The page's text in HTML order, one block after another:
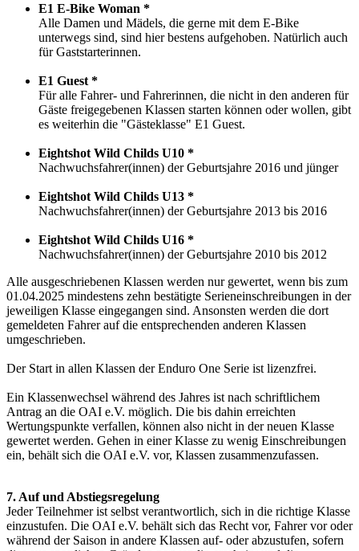
E1 E-Bike Woman *
Alle Damen und Mädels, die gerne mit dem E-Bike
unterwegs sind, sind hier bestens aufgehoben. Natürlich auch
für Gaststarterinnen.
E1 Guest *
Für alle Fahrer- und Fahrerinnen, die nicht in den anderen für
Gäste freigegebenen Klassen starten können oder wollen, gibt
es weiterhin die "Gästeklasse" E1 Guest.
Eightshot Wild Childs U10 *
Nachwuchsfahrer(innen) der Geburtsjahre 2016 und jünger
Eightshot Wild Childs U13 *
Nachwuchsfahrer(innen) der Geburtsjahre 2013 bis 2016
Eightshot Wild Childs U16 *
Nachwuchsfahrer(innen) der Geburtsjahre 2010 bis 2012
Alle ausgeschriebenen Klassen werden nur gewertet, wenn bis zum
01.04.2025 mindestens zehn bestätigte Serieneinschreibungen in der
jeweiligen Klasse eingegangen sind. Ansonsten werden die dort
gemeldeten Fahrer auf die entsprechenden anderen Klassen
umgeschrieben.
Der Start in allen Klassen der Enduro One Serie ist lizenzfrei.
Ein Klassenwechsel während des Jahres ist nach schriftlichem
Antrag an die OAI e.V. möglich. Die bis dahin erreichten
Wertungspunkte verfallen, können also nicht in der neuen Klasse
gewertet werden. Gehen in einer Klasse zu wenig Einschreibungen
ein, behält sich die OAI e.V. vor, Klassen zusammenzufassen.
7. Auf und Abstiegsregelung
Jeder Teilnehmer ist selbst verantwortlich, sich in die richtige Klasse
einzustufen. Die OAI e.V. behält sich das Recht vor, Fahrer vor oder
während der Saison in andere Klassen auf- oder abzustufen, sofern